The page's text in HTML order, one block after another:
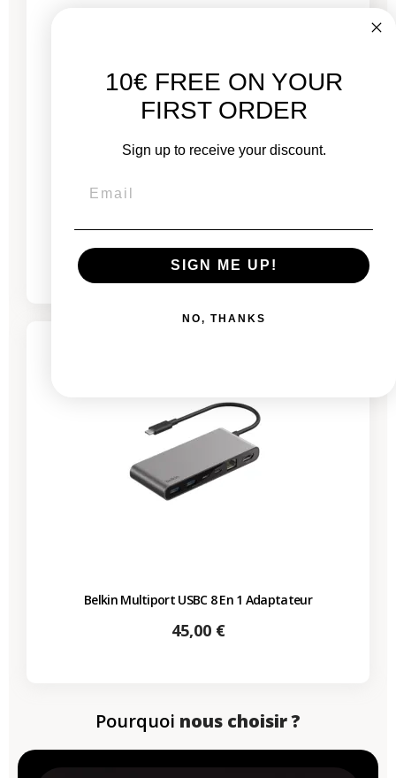
Prix
58,00 €
Belkin Multiport USBC 8 En 1 Adaptateur
Prix
45,00 €
Pourquoi nous choisir ?
10€ FREE ON YOUR
FIRST ORDER
Sign up to receive your discount.
SIGN ME UP!
NO, THANKS